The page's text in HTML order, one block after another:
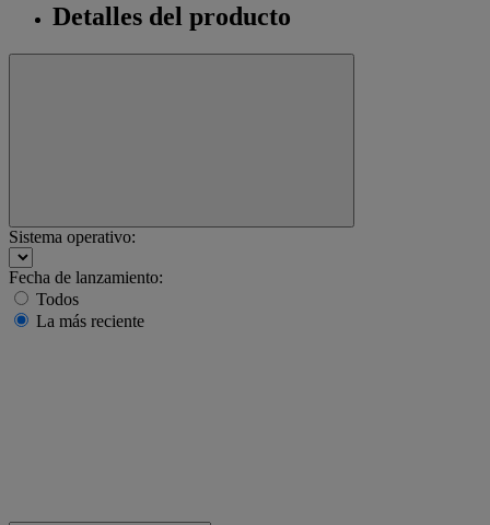
Detalles del producto
Sistema operativo:
Fecha de lanzamiento:
Todos
La más reciente